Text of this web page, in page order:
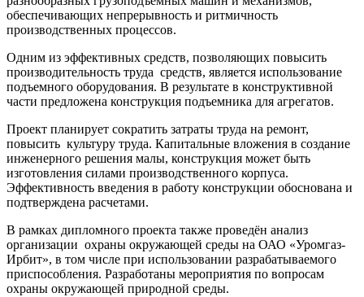
обеспечивающих непрерывность и ритмичность
производственных процессов.
Одним из эффективных средств, позволяющих повысить
производительность труда средств, является использование
подъемного оборудования. В результате в конструктивной
части предложена конструкция подъемника для агрегатов.
Проект планирует сократить затраты труда на ремонт,
повысить культуру труда. Капитальные вложения в создание
инженерного решения малы, конструкция может быть
изготовления силами производственного корпуса.
Эффективность введения в работу конструкции обоснована и
подтверждена расчетами.
В рамках дипломного проекта также проведён анализ
организации охраны окружающей среды на ОАО «Уромгаз-
Ирбит», в том числе при использовании разрабатываемого
приспособления. Разработаны мероприятия по вопросам
охраны окружающей природной среды.